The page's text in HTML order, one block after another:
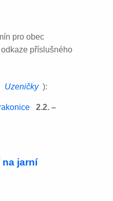
pro obec
příslušného
Uzeničky ):
2.2. –
jarní